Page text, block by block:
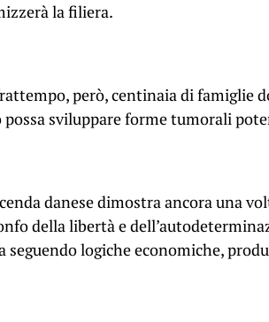
la filiera.
però, centinaia di famiglie
possa sviluppare forme tumorali
danese dimostra ancora una
della libertà e
seguendo logiche economiche,